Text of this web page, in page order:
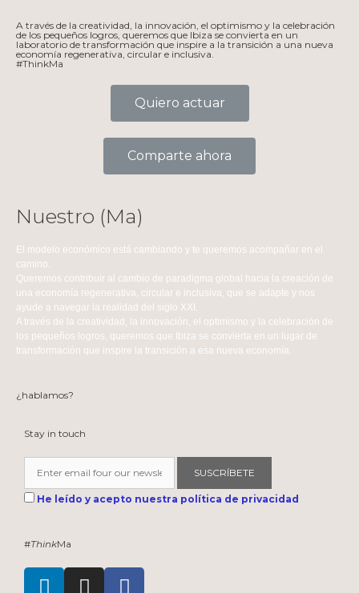
A través de la creatividad, la innovación, el optimismo y la celebración
de los pequeños logros, queremos que Ibiza se convierta en un
laboratorio de transformación que inspire a la transición a una nueva
economía regenerativa, circular e inclusiva.
#ThinkMa
Quiero actuar
Comparte ahora
Nuestro (Ma)
El modelo económico está cambiando y te queremos acompañar en el
camino.
Queremos contribuir al cambio de paradigma global hacia la creación de
una economía regenerativa, circular e inclusiva, que se adapte y nos
ayude a navegar la realidad del siglo XXI.
A través de la creatividad, la innovación, el optimismo y la celebración de
los pequeños logros, queremos que Ibiza se convierta en un lugar de
transformación que inspire la transición a esa nueva economía.
¿hablamos?
Stay in touch
SUSCRÍBETE
He leído y acepto nuestra política de privacidad
#ThinkMa